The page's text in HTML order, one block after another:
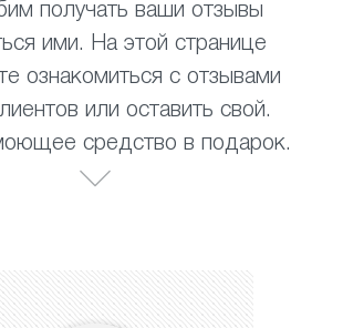
получать ваши отзывы
ими. На этой странице
ознакомиться с отзывами
или оставить свой.
средство в подарок.